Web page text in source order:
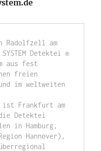
Radolfzell am
Detektei ®
aus fest
freien
im weltweiten
ist Frankfurt am
Detektei
in Hamburg,
Hannover),